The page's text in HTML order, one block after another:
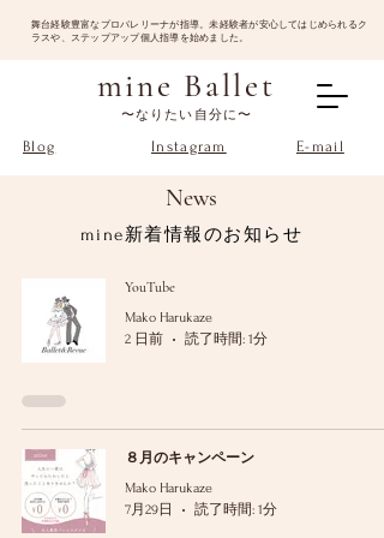
​舞台経験豊富なプロバレリーナが指導。未経験者が安心してはじめられるク
ラスや、ステップアップ個人指導を始めました。
Blog
mine Ballet
〜なりたい自分に〜
Instagram E-mail
News
mine新着情報のお知らせ
YouTube
Mako Harukaze
2 日前
読了時間: 1分
８月のキャンペーン
Mako Harukaze
7月29日
読了時間: 1分